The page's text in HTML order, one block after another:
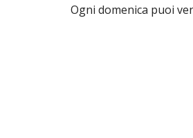
Ogni domenica puoi